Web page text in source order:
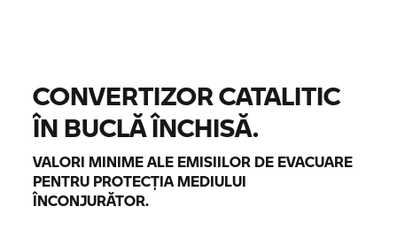
CONVERTIZOR CATALITIC
ÎN BUCLĂ ÎNCHISĂ.
VALORI MINIME ALE EMISIILOR DE EVACUARE
PENTRU PROTECȚIA MEDIULUI
ÎNCONJURĂTOR.